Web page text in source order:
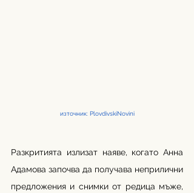
източник: PlovdivskiNovini
Разкритията излизат наяве, когато Анна
Адамова започва да получава неприлични
предложения и снимки от редица мъже,